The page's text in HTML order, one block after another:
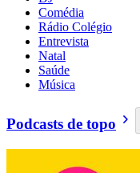
Comédia
Rádio Colégio
Entrevista
Natal
Saúde
Música
Podcasts de topo